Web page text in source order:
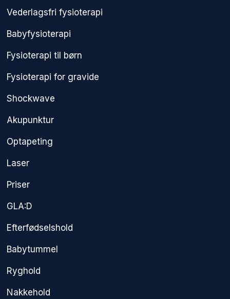
Vederlagsfri fysioterapi​
Babyfysioterapi
Fysioterapi til børn
Fysioterapi for gravide
Shockwave
Akupunktur
Optapeting
Laser
Priser
GLA:D
Efterfødselshold
Babytummel
Ryghold
Nakkehold